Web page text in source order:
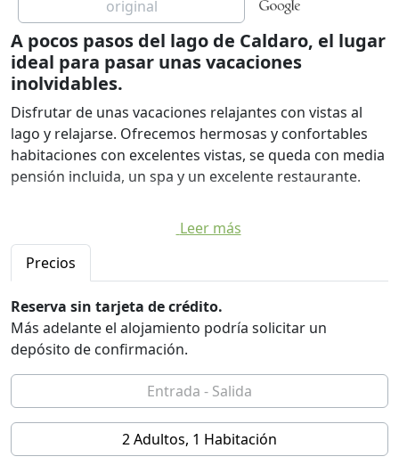
original
A pocos pasos del lago de Caldaro, el lugar
ideal para pasar unas vacaciones
inolvidables.
Disfrutar de unas vacaciones relajantes con vistas al
lago y relajarse. Ofrecemos hermosas y confortables
habitaciones con excelentes vistas, se queda con media
pensión incluida, un spa y un excelente restaurante.
Leer más
Precios
Reserva sin tarjeta de crédito.
Más adelante el alojamiento podría solicitar un
depósito de confirmación.
2 Adultos, 1 Habitación